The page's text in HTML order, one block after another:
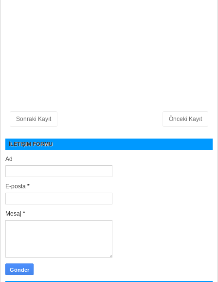
Sonraki Kayıt Önceki Kayıt
İLETIŞIM FORMU
Ad
E-posta*
Mesaj*